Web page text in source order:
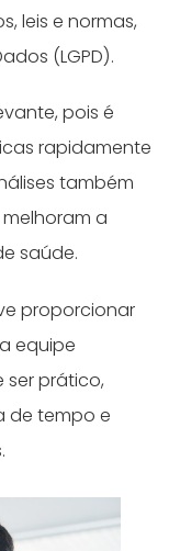
leis e normas,
(LGPD).
pois é
rapidamente
também
a
saúde.
proporcionar
equipe
ser prático,
de tempo e